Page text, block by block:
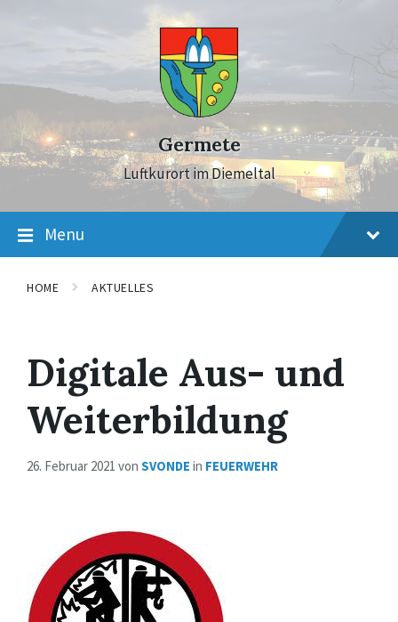
Germete
Luftkurort im Diemeltal
Menu
HOME AKTUELLES
Digitale Aus- und
Weiterbildung
26. Februar 2021 von SVONDE in FEUERWEHR